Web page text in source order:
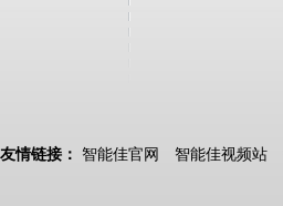
友情链接： 智能佳官网 智能佳视频站